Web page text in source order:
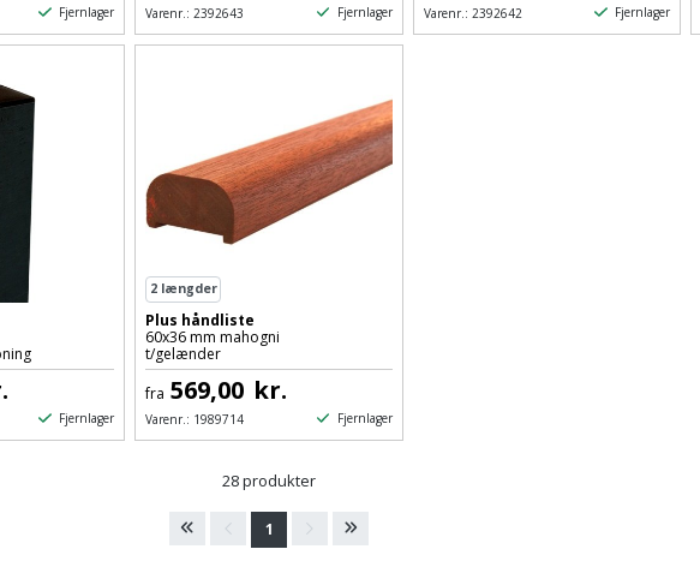
Fjernlager Varenr.: 2392643 Fjernlager Varenr.: 2392642 Fjernlager
Fjernlager
2 længder
Plus håndliste
60x36 mm mahogni
t/gelænder
fra 569,00 kr.
Varenr.: 1989714 Fjernlager
28 produkter
1